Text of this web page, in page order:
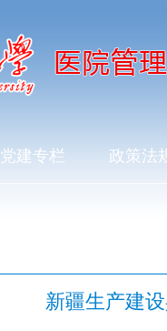
党建专栏 政策法
新疆生产建